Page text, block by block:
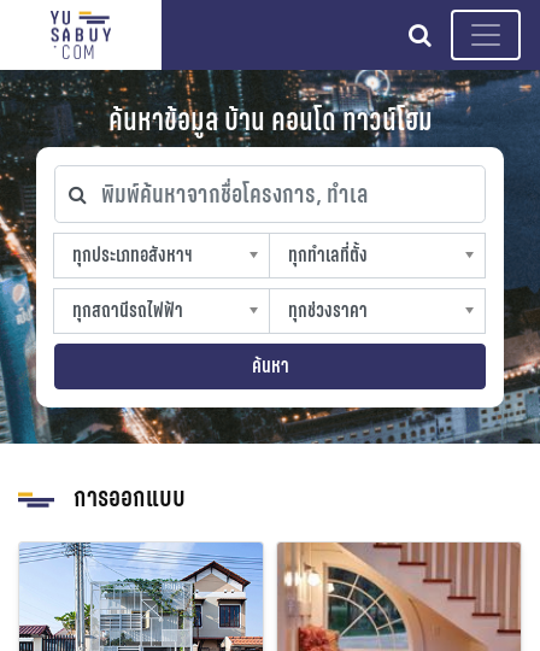
search
ค้นหาข้อมูล บ้าน คอนโด ทาวน์โฮม
พิมพ์ค้นหาจากชื่อโครงการ, ทำเล
ทุกประเภทอสังหาฯ
ทุกประเภทอสังหาฯ
sproperty
ทุกทำเลที่ตั้ง
ทุกทำเลที่ตั้ง
slocation
ทุกสถานีรถไฟฟ้า
ทุกสถานีรถไฟฟ้า
strain-station
ทุกช่วงราคา
ทุกช่วงราคา
sprice
ค้นหา
การออกแบบ